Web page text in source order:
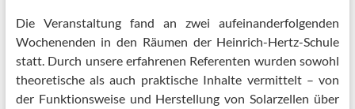
Die Veranstaltung fand an zwei aufeinanderfolgenden
Wochenenden in den Räumen der Heinrich-Hertz-Schule
statt. Durch unsere erfahrenen Referenten wurden sowohl
theoretische als auch praktische Inhalte vermittelt – von
der Funktionsweise und Herstellung von Solarzellen über